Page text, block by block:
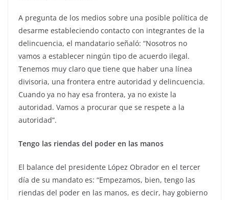
A pregunta de los medios sobre una posible política de
desarme estableciendo contacto con integrantes de la
delincuencia, el mandatario señaló: “Nosotros no
vamos a establecer ningún tipo de acuerdo ilegal.
Tenemos muy claro que tiene que haber una línea
divisoria, una frontera entre autoridad y delincuencia.
Cuando ya no hay esa frontera, ya no existe la
autoridad. Vamos a procurar que se respete a la
autoridad”.
Tengo las riendas del poder en las manos
El balance del presidente López Obrador en el tercer
día de su mandato es: “Empezamos, bien, tengo las
riendas del poder en las manos, es decir, hay gobierno